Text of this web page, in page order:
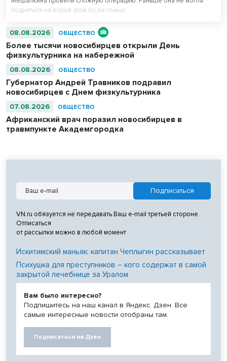
подняться на ворой этаж по лестнице.
08.08.2026 ОБЩЕСТВО
Более тысячи новосибирцев открыли День
физкультурника на набережной
08.08.2026 ОБЩЕСТВО
Губернатор Андрей Травников подравил
новосибирцев с Днем физкультурника
07.08.2026 ОБЩЕСТВО
Африканский врач поразил новосибирцев в
травмпункте Академгородка
VN.ru обязуется не передавать Ваш e-mail третьей стороне.
Отписаться
от рассылки можно в любой момент
Искитимский маньяк: капитан Чеплыгин рассказывает
Психушка для преступников – кого содержат в самой
закрытой лечебнице за Уралом
Вам было интересно?
Подпишитесь на наш канал в Яндекс. Дзен. Все
самые интересные новости отобраны там.
Подписаться на Дзен